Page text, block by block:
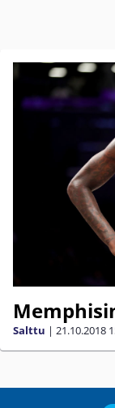
Salttu | 21.10.2018